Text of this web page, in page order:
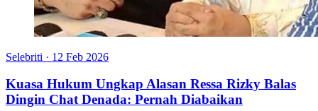
Selebriti · 12 Feb 2026
Kuasa Hukum Ungkap Alasan Ressa Rizky Balas
Dingin Chat Denada: Pernah Diabaikan